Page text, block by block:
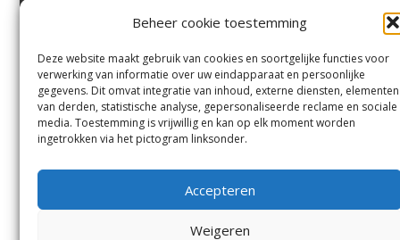
Beheer cookie toestemming
Deze website maakt gebruik van cookies en soortgelijke functies voor
verwerking van informatie over uw eindapparaat en persoonlijke
gegevens. Dit omvat integratie van inhoud, externe diensten, elementen
van derden, statistische analyse, gepersonaliseerde reclame en sociale
media. Toestemming is vrijwillig en kan op elk moment worden
ingetrokken via het pictogram linksonder.
Accepteren
Weigeren
Margadantstraat 34
0255-533900
info@jutter.nlofinfo@hofgee
st.nl
Velserbroek,Velsen-Zuid,
Zuid,Driehuisen
Spaarnwoude.
Contact
Andere uitgaven
Voorwaarden